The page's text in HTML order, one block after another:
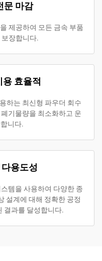
문 마감
제공하여 모든 금속 부품
장합니다.
효율적
하는 최신형 파우더 회수
기물량을 최소화하고 운
니다.
용도성
템을 사용하여 다양한 종
설계에 대해 정확한 공정
결과를 달성합니다.